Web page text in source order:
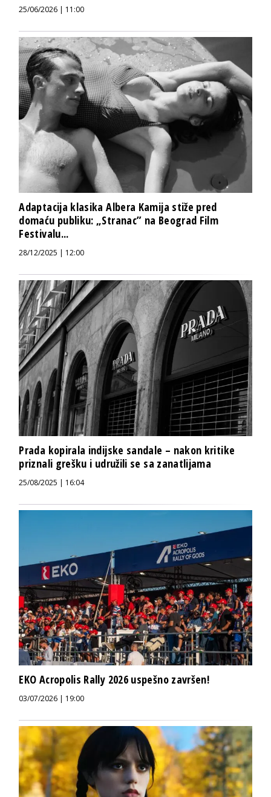
25/06/2026 | 11:00
Adaptacija klasika Albera Kamija stiže pred
domaću publiku: „Stranac” na Beograd Film
Festivalu...
28/12/2025 | 12:00
Prada kopirala indijske sandale – nakon kritike
priznali grešku i udružili se sa zanatlijama
25/08/2025 | 16:04
EKO Acropolis Rally 2026 uspešno završen!
03/07/2026 | 19:00